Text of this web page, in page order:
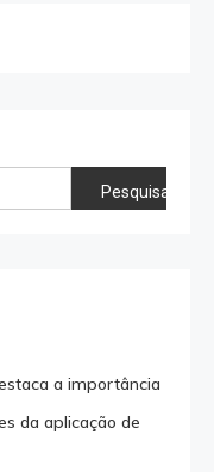
Pesquisar
a importância
da aplicação de